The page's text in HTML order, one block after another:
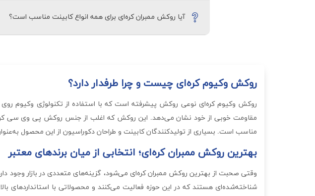
بهترین روکش ممبران کره‌ای معمولاً مقاومت بالا در برابر رطوبت و
آیا روکش ممبران کره‌ای برای همه انواع کابینت مناسب است؟
روکش وکیوم کره‌ای چیست و چرا طرفدار دارد؟
مقاومت خوبی از خود نشان می‌دهد. این روکش که اغلب از جنس روکش پی وی سی
مناسب است. بسیاری از تولیدکنندگان کابینت و طراحان دکوراسیون از این محصول
بهترین روکش ممبران کره‌ای؛ انتخابی از میان برندهای معتبر
وقتی صحبت از بهترین روکش ممبران کره‌ای می‌شود، گزینه‌های متعددی در بازار وجود